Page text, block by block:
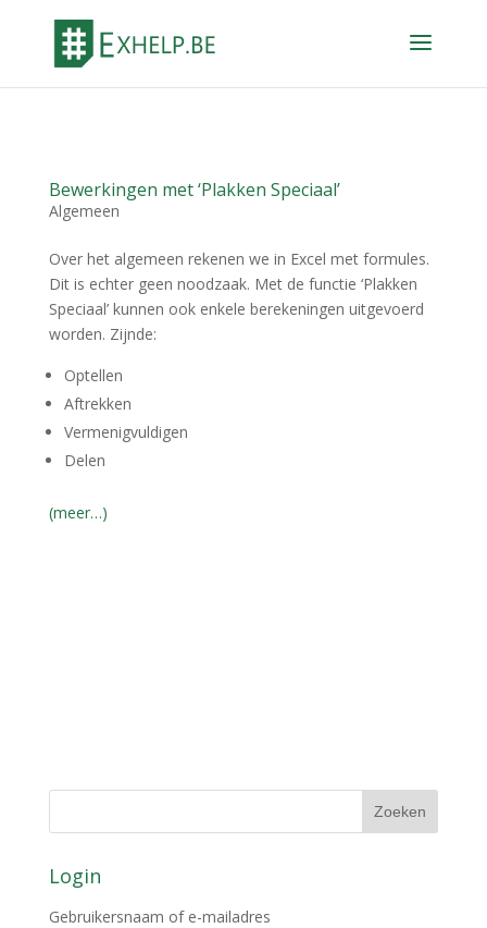
Bewerkingen met ‘Plakken Speciaal’
Algemeen
Over het algemeen rekenen we in Excel met formules.
Dit is echter geen noodzaak. Met de functie ‘Plakken
Speciaal’ kunnen ook enkele berekeningen uitgevoerd
worden. Zijnde:
Optellen
Aftrekken
Vermenigvuldigen
Delen
(meer…)
Login
Gebruikersnaam of e-mailadres